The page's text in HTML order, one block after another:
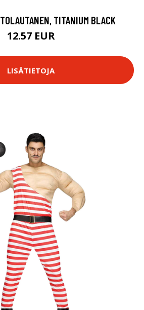
TITANIUM BLACK
12.57 EUR
LISÄTIETOJA